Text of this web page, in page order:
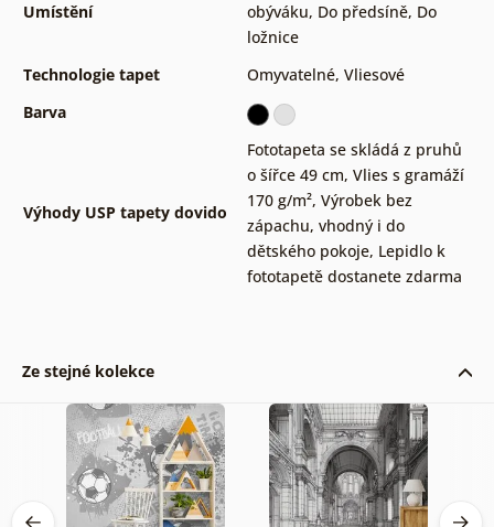
Umístění
obýváku, Do předsíně, Do
ložnice
Technologie tapet
Omyvatelné, Vliesové
Barva
Výhody USP tapety dovido
Fototapeta se skládá z pruhů
o šířce 49 cm, Vlies s gramáží
170 g/m², Výrobek bez
zápachu, vhodný i do
dětského pokoje, Lepidlo k
fototapetě dostanete zdarma
Ze stejné kolekce